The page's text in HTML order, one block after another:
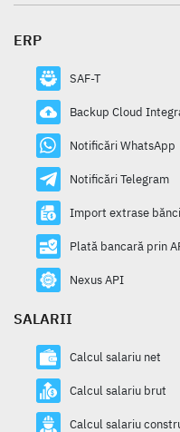
ERP
SAF-T
Backup Cloud
Notificări WhatsApp
Notificări Telegram
Import extrase bănci
Plată bancară prin
Nexus API
SALARII
Calcul salariu net
Calcul salariu brut
Calcul salariu